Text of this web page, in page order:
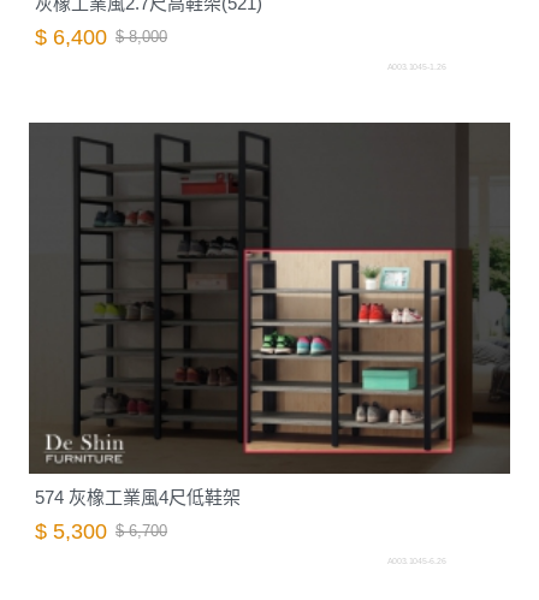
$ 6,400 $ 8,000
A003.1045-1.26
574 灰橡工業風4尺低鞋架
$ 5,300 $ 6,700
A003.1045-6.26